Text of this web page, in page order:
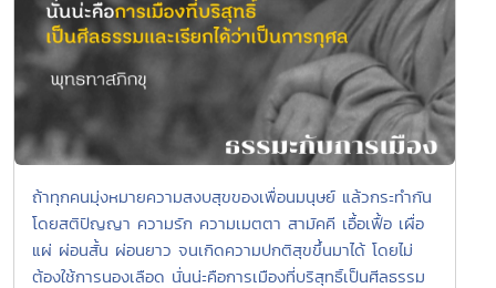
ถ้าทุกคนมุ่งหมายความสงบสุขของเพื่อนมนุษย์ แล้วกระทำกัน
โดยสติปัญญา ความรัก ความเมตตา สามัคคี เอื้อเฟื้อ เผื่อ
แผ่ ผ่อนสั้น ผ่อนยาว จนเกิดความปกติสุขขึ้นมาได้ โดยไม่
ต้องใช้การนองเลือด นั่นน่ะคือการเมืองที่บริสุทธิ์เป็นศีลธรรม